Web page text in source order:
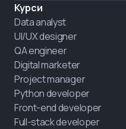
Курси
Data analyst
UI/UX designer
QA engineer
Digital marketer
Project manager
Python developer
Front-end developer
Full-stack developer